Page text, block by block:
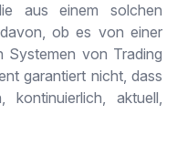
aus einem solchen
ob es von einer
Systemen von Trading
garantiert nicht, dass
kontinuierlich, aktuell,